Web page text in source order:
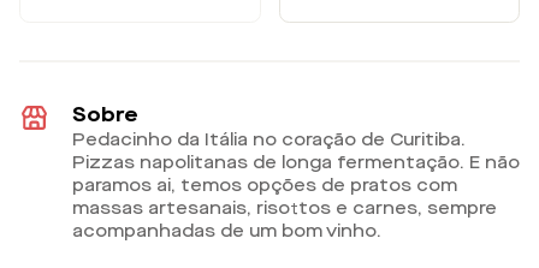
Sobre
Pedacinho da Itália no coração de Curitiba.
Pizzas napolitanas de longa fermentação. E não
paramos ai, temos opções de pratos com
massas artesanais, risottos e carnes, sempre
acompanhadas de um bom vinho.